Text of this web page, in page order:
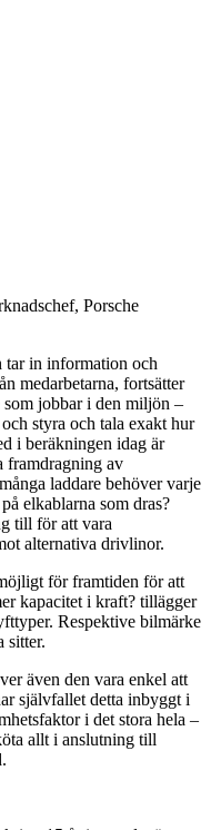
Porsche
tar in information och
medarbetarna, fortsätter
som jobbar i den miljön –
styra och tala exakt hur
i beräkningen idag är
framdragning av
laddare behöver varje
elkablarna som dras?
till för att vara
alternativa drivlinor.
för framtiden för att
kapacitet i kraft? tillägger
Respektive bilmärke
sitter.
även den vara enkel att
självfallet detta inbyggt i
i det stora hela –
allt i anslutning till